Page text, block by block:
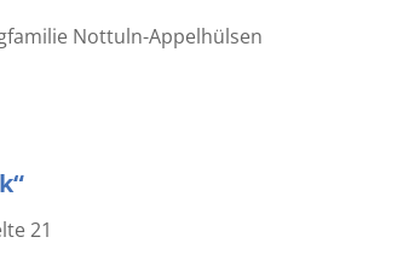
Nottuln-Appelhülsen
21